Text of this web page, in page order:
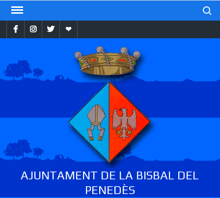
Skip
contentFacebookInstragram
TwitterEbando
AJUNTAMENT DE LA BISBAL DEL
PENEDÈS